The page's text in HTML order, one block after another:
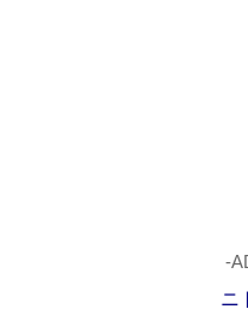
ニ